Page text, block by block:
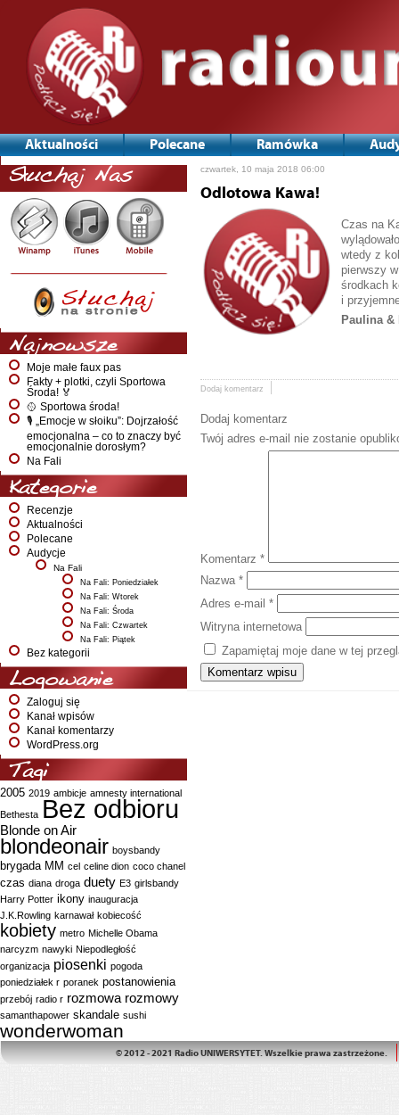
Aktualności Polecane Ramówka
Słuchaj Nas
Najnowsze
Moje małe faux pas
Fakty + plotki, czyli Sportowa
Środa! 🏅
🥎 Sportowa środa!
🎙️ „Emocje w słoiku”: Dojrzałość
emocjonalna – co to znaczy być
emocjonalnie dorosłym?
Na Fali
Kategorie
Recenzje
Aktualności
Polecane
Audycje
Na Fali
Na Fali: Poniedziałek
Na Fali: Wtorek
Na Fali: Środa
Na Fali: Czwartek
Na Fali: Piątek
Bez kategorii
Logowanie
Zaloguj się
Kanał wpisów
Kanał komentarzy
WordPress.org
Tagi
2005 2019 ambicje amnesty international
Bethesta Bez odbioru
Blonde on Air
blondeonair boysbandy
brygada MM cel celine dion coco chanel
czas diana droga duety E3 girlsbandy
Harry Potter ikony inauguracja
J.K.Rowling karnawał kobiecość
kobiety metro Michelle Obama
narcyzm nawyki Niepodległość
organizacja piosenki pogoda
poniedziałek r poranek postanowienia
przebój radio r rozmowa rozmowy
samanthapower skandale sushi
wonderwoman
czwartek, 10 maja 2018 06:00
Odlotowa Kawa!
Czas na
wtedy z
pierwszy
środkach
i
Paulina &
Dodaj komentarz
Dodaj komentarz
Twój adres e-mail nie zostanie
Komentarz *
Nazwa *
Adres e-mail *
Witryna internetowa
Zapamiętaj moje dane w tej
© 2012 - 2021 Radio UNIWERSYTET. Wszelkie prawa zastrzeżone.